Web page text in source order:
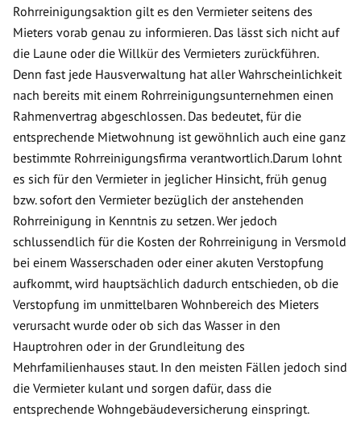
Rohrreinigungsaktion gilt es den Vermieter seitens des
Mieters vorab genau zu informieren. Das lässt sich nicht auf
die Laune oder die Willkür des Vermieters zurückführen.
Denn fast jede Hausverwaltung hat aller Wahrscheinlichkeit
nach bereits mit einem Rohrreinigungsunternehmen einen
Rahmenvertrag abgeschlossen. Das bedeutet, für die
entsprechende Mietwohnung ist gewöhnlich auch eine ganz
bestimmte Rohrreinigungsfirma verantwortlich.Darum lohnt
es sich für den Vermieter in jeglicher Hinsicht, früh genug
bzw. sofort den Vermieter bezüglich der anstehenden
Rohrreinigung in Kenntnis zu setzen. Wer jedoch
schlussendlich für die Kosten der Rohrreinigung in Versmold
bei einem Wasserschaden oder einer akuten Verstopfung
aufkommt, wird hauptsächlich dadurch entschieden, ob die
Verstopfung im unmittelbaren Wohnbereich des Mieters
verursacht wurde oder ob sich das Wasser in den
Hauptrohren oder in der Grundleitung des
Mehrfamilienhauses staut. In den meisten Fällen jedoch sind
die Vermieter kulant und sorgen dafür, dass die
entsprechende Wohngebäudeversicherung einspringt.